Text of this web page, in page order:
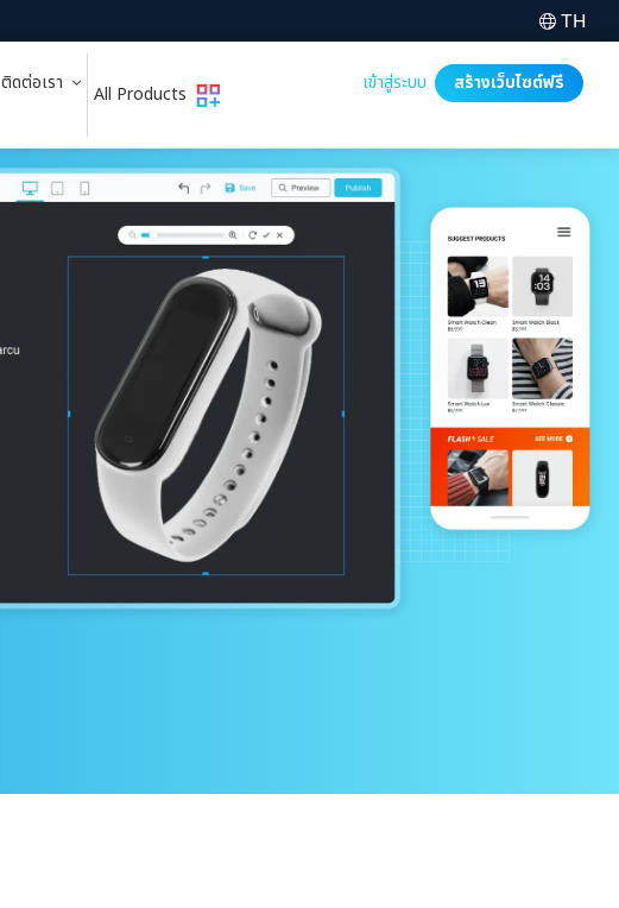
TH
ติดต่อเรา All Products เข้าสู่ระบบ สร้างเว็บไซต์ฟรี